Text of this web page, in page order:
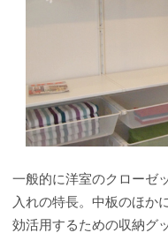
一般的に洋室のクローゼ
入れの特長。中板のほか
効活用するための収納グ